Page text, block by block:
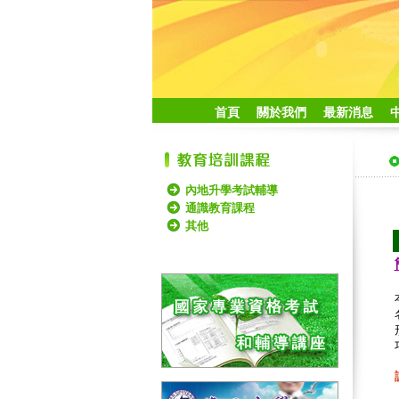
首頁 關於我們 最新消息
內地升學考試輔導
通識教育課程
其他